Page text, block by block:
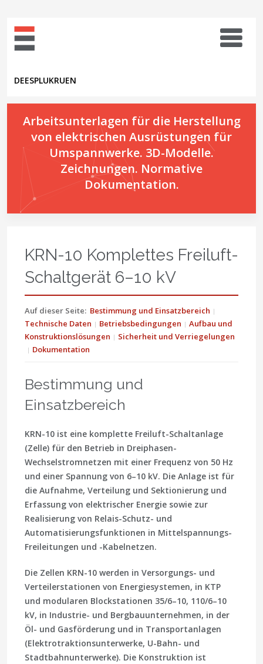
DEESPLUKRUEN
Arbeitsunterlagen für die Herstellung
von elektrischen Ausrüstungen für
Umspannwerke. 3D-Modelle.
Zeichnungen. Normative
Dokumentation.
KRN-10 Komplettes Freiluft-
Schaltgerät 6–10 kV
Auf dieser Seite: Bestimmung und Einsatzbereich
Technische Daten
Betriebsbedingungen
Aufbau und
Konstruktionslösungen
Sicherheit und Verriegelungen
Dokumentation
Bestimmung und
Einsatzbereich
KRN-10 ist eine komplette Freiluft-Schaltanlage
(Zelle) für den Betrieb in Dreiphasen-
Wechselstromnetzen mit einer Frequenz von 50 Hz
und einer Spannung von 6–10 kV. Die Anlage ist für
die Aufnahme, Verteilung und Sektionierung und
Erfassung von elektrischer Energie sowie zur
Realisierung von Relais-Schutz- und
Automatisierungsfunktionen in Mittelspannungs-
Freileitungen und -Kabelnetzen.
Die Zellen KRN-10 werden in Versorgungs- und
Verteilerstationen von Energiesystemen, in KTP
und modularen Blockstationen 35/6–10, 110/6–10
kV, in Industrie- und Bergbauunternehmen, in der
Öl- und Gasförderung und in Transportanlagen
(Elektrotraktionsunterwerke, U-Bahn- und
Stadtbahnunterwerke). Die Konstruktion ist